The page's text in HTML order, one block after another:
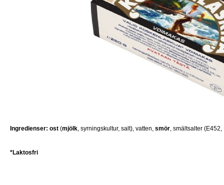
Ingredienser: ost (mjölk, syrningskultur, salt), vatten, smör, smältsalter
*Laktosfri